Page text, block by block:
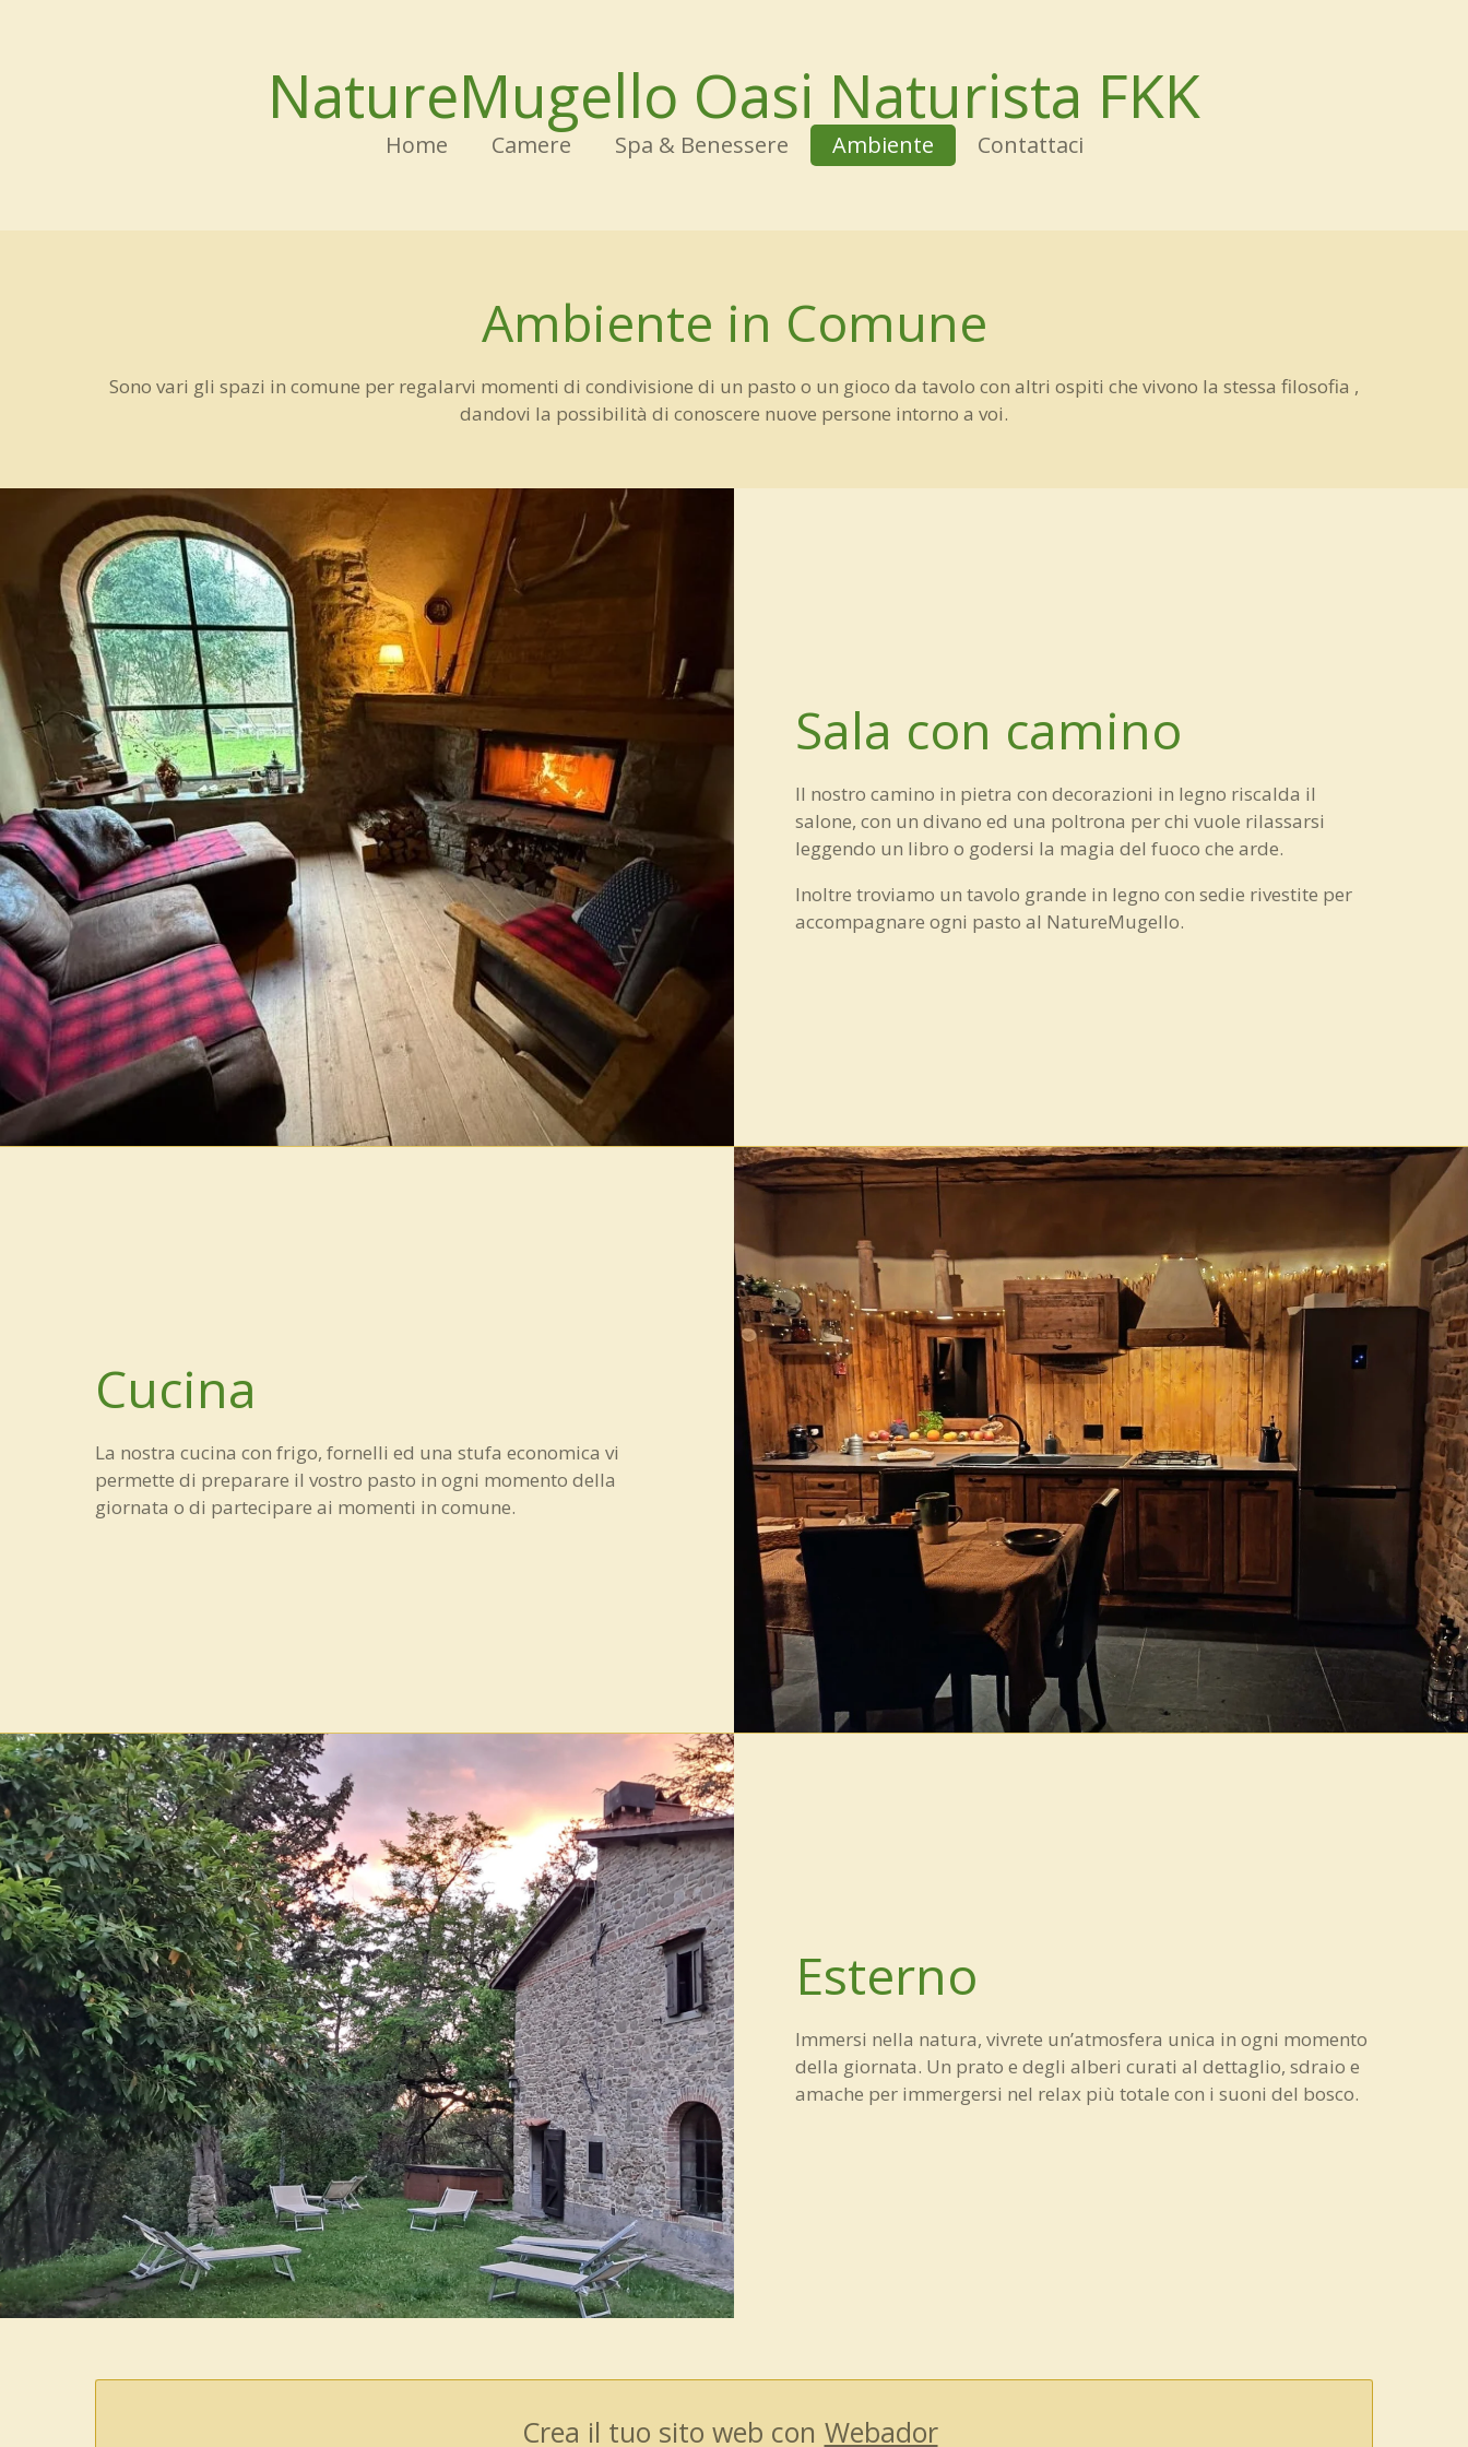
NatureMugello Oasi Naturista FKK
Home Camere Spa & Benessere Ambiente Contattaci
Ambiente in Comune
Sono vari gli spazi in comune per regalarvi momenti di condivisione di un pasto o un gioco da tavolo con altri ospiti che vivono la stessa filosofia ,
dandovi la possibilità di conoscere nuove persone intorno a voi.
Sala con camino
Il nostro camino in pietra con decorazioni in legno riscalda il
salone, con un divano ed una poltrona per chi vuole rilassarsi
leggendo un libro o godersi la magia del fuoco che arde.
Inoltre troviamo un tavolo grande in legno con sedie rivestite per
accompagnare ogni pasto al NatureMugello.
Cucina
La nostra cucina con frigo, fornelli ed una stufa economica vi
permette di preparare il vostro pasto in ogni momento della
giornata o di partecipare ai momenti in comune.
Esterno
Immersi nella natura, vivrete un’atmosfera unica in ogni momento
della giornata. Un prato e degli alberi curati al dettaglio, sdraio e
amache per immergersi nel relax più totale con i suoni del bosco.
Crea il tuo sito web con Webador